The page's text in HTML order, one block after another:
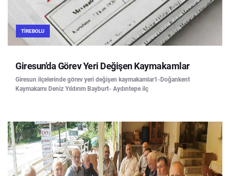
TIREBOLU
Giresun'da Görev Yeri Değişen Kaymakamlar
Giresun ilçelerinde görev yeri değişen kaymakamlar1-Doğankent
Kaymakamı Deniz Yıldırım Bayburt- Aydıntepe ilç